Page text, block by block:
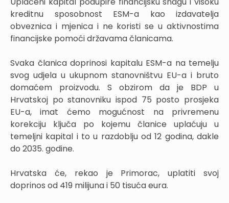
kreditnu sposobnost ESM-a kao izdavatelja
obveznica i mjenica i ne koristi se u aktivnostima
financijske pomoći državama članicama.
Svaka članica doprinosi kapitalu ESM-a na temelju
svog udjela u ukupnom stanovništvu EU-a i bruto
domaćem proizvodu. S obzirom da je BDP u
Hrvatskoj po stanovniku ispod 75 posto prosjeka
EU-a, imat ćemo mogućnost na privremenu
korekciju ključa po kojemu članice uplaćuju u
temeljni kapital i to u razdoblju od 12 godina, dakle
do 2035. godine.
Hrvatska će, rekao je Primorac, uplatiti svoj
doprinos od 419 milijuna i 50 tisuća eura.